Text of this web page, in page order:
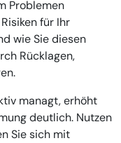
Problemen
für Ihr
wie Sie diesen
Rücklagen,
managt, erhöht
deutlich. Nutzen
Sie sich mit